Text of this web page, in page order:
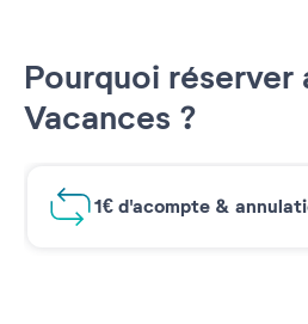
Pourquoi réserver
Vacances ?
1€ d'acompte &